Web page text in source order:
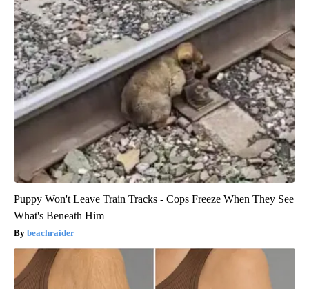
Puppy Won't Leave Train Tracks - Cops Freeze When They See
What's Beneath Him
beachraider